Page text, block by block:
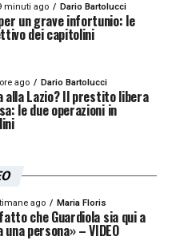
minuti ago Dario Bartolucci
un grave infortunio: le
dei capitolini
ago Dario Bartolucci
alla Lazio? Il prestito libera
le due operazioni in
ago Maria Floris
che Guardiola sia qui a
persona» – VIDEO